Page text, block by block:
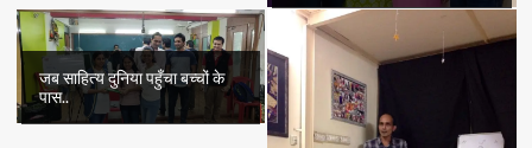
जब साहित्य दुनिया पहुँचा बच्चों के
पास..